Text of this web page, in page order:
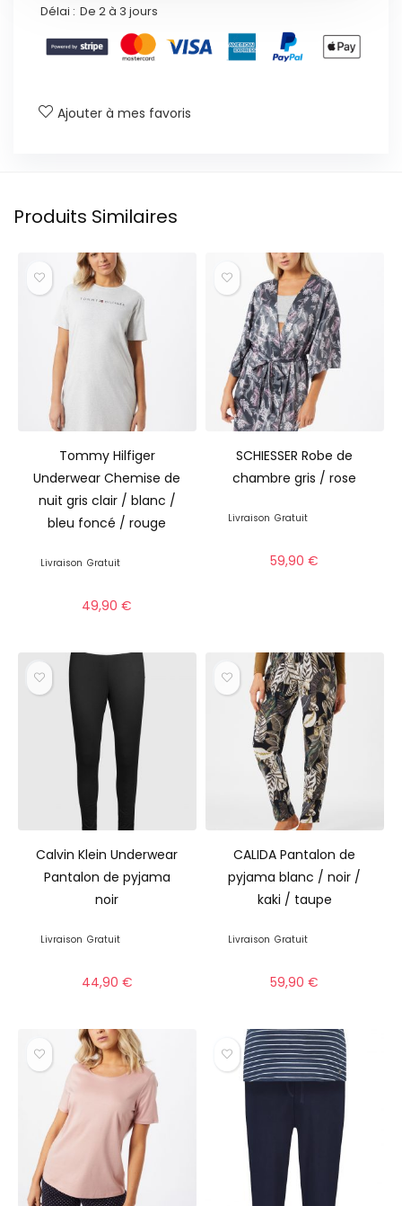
Délai : De 2 à 3 jours
Ajouter à mes favoris
Produits Similaires
Tommy Hilfiger
Underwear Chemise de
nuit gris clair / blanc /
bleu foncé / rouge
Livraison Gratuit
49,90€
SCHIESSER Robe de
chambre gris / rose
Livraison Gratuit
59,90€
Calvin Klein Underwear
Pantalon de pyjama
noir
Livraison Gratuit
44,90 €
CALIDA Pantalon de
pyjama blanc / noir /
kaki / taupe
Livraison Gratuit
59,90€